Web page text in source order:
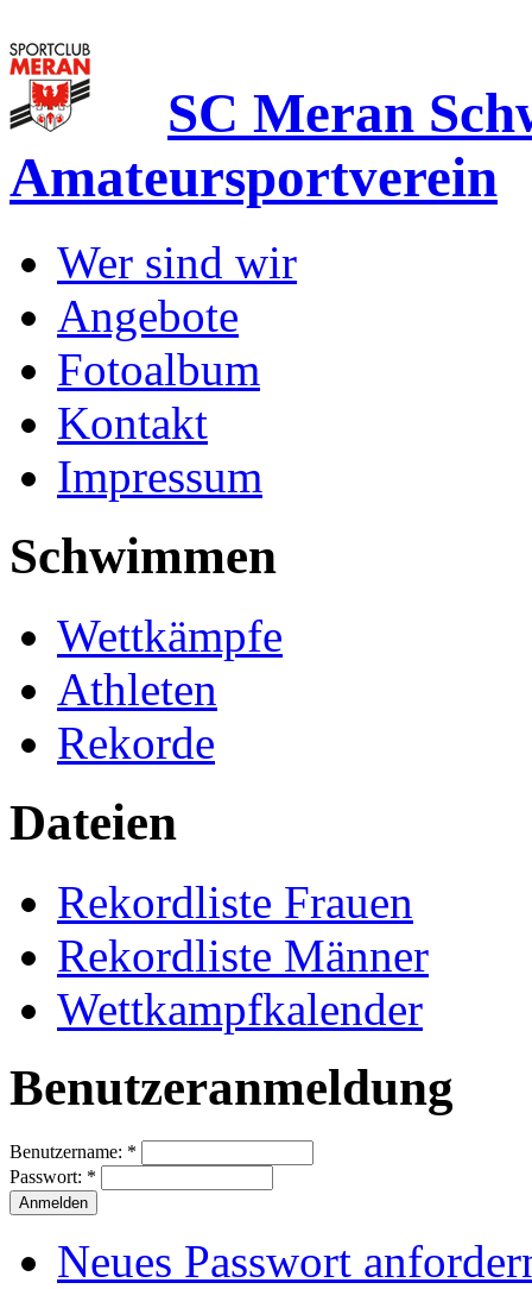
SC Meran
Amateursportverein
Wer sind wir
Angebote
Fotoalbum
Kontakt
Impressum
Schwimmen
Wettkämpfe
Athleten
Rekorde
Dateien
Rekordliste Frauen
Rekordliste Männer
Wettkampfkalender
Benutzeranmeldung
Benutzername: *
Passwort: *
Neues Passwort